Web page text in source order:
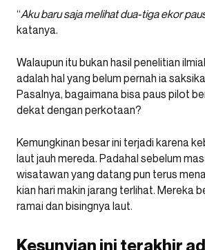
“Aku baru saja melihat dua-tiga ekor
katanya.
Walaupun itu bukan hasil penelitian
adalah hal yang belum pernah ia
Pasalnya, bagaimana bisa paus pilot
dekat dengan perkotaan?
Kemungkinan besar ini terjadi karena
laut jauh mereda. Padahal sebelum
wisatawan yang datang pun terus
kian hari makin jarang terlihat. Mereka
ramai dan bisingnya laut.
Kesunyian ini terakhir